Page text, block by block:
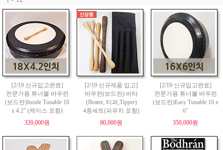
[2/19 신규입고완료]
전문가용 튜너블 바우런
(보드란)Inside Tunable 18
x 4.2" (케이스 포함)
320,000원
[2/19 신규제품 입고]
바우런(보드란) 비터
(Beater, 티퍼,Tipper)
4종세트(파우치 포함)
80,000원
[2/19 신규입고완료]
전문가용 튜너블 바우런
(보드란)Easy Tunable 16 x
6"
350,000원